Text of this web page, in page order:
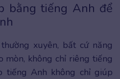
bằng tiếng Anh để
xuyên, bất cứ năng
mòn, không chỉ riêng tiếng
tiếng Anh không chỉ giúp